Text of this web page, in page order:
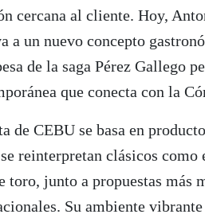
cercana al cliente. Hoy,
a un nuevo concepto
de la saga Pérez Gallego
que conecta con la
de CEBU se basa en
reinterpretan clásicos
toro, junto a propuestas más
Su ambiente